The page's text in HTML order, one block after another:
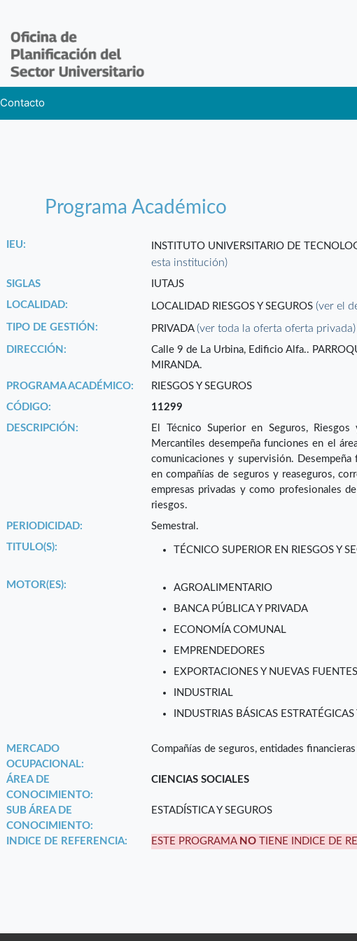
Contacto
Programa Académico
IEU: INSTITUTO UNIVERSITARIO DE
esta institución)
SIGLAS
IUTAJS
LOCALIDAD:
LOCALIDAD RIESGOS Y SEGUROS(ver el
TIPO DE GESTIÓN: PRIVADA(ver toda la oferta oferta privada)
DIRECCIÓN:
Calle 9 de La Urbina, Edificio Alfa..
MIRANDA.
PROGRAMA ACADÉMICO:
RIESGOS Y SEGUROS
CÓDIGO:
11299
DESCRIPCIÓN:
El Técnico Superior en Seguros,
Mercantiles desempeña funciones en el
comunicaciones y supervisión.
en compañías de seguros y reaseguros,
empresas privadas y como profesionales
riesgos.
PERIODICIDAD:
Semestral.
TITULO(S):
TÉCNICO SUPERIOR EN RIESGOS Y
MOTOR(ES):
AGROALIMENTARIO
BANCA PÚBLICA Y PRIVADA
ECONOMÍA COMUNAL
EMPRENDEDORES
EXPORTACIONES Y NUEVAS
INDUSTRIAL
INDUSTRIAS BÁSICAS
MERCADO
OCUPACIONAL:
Compañías de seguros, entidades
ÁREA DE
CONOCIMIENTO:
CIENCIAS SOCIALES
SUB ÁREA DE
CONOCIMIENTO:
ESTADÍSTICA Y SEGUROS
INDICE DE REFERENCIA: ESTE PROGRAMA NO TIENE INDICE DE